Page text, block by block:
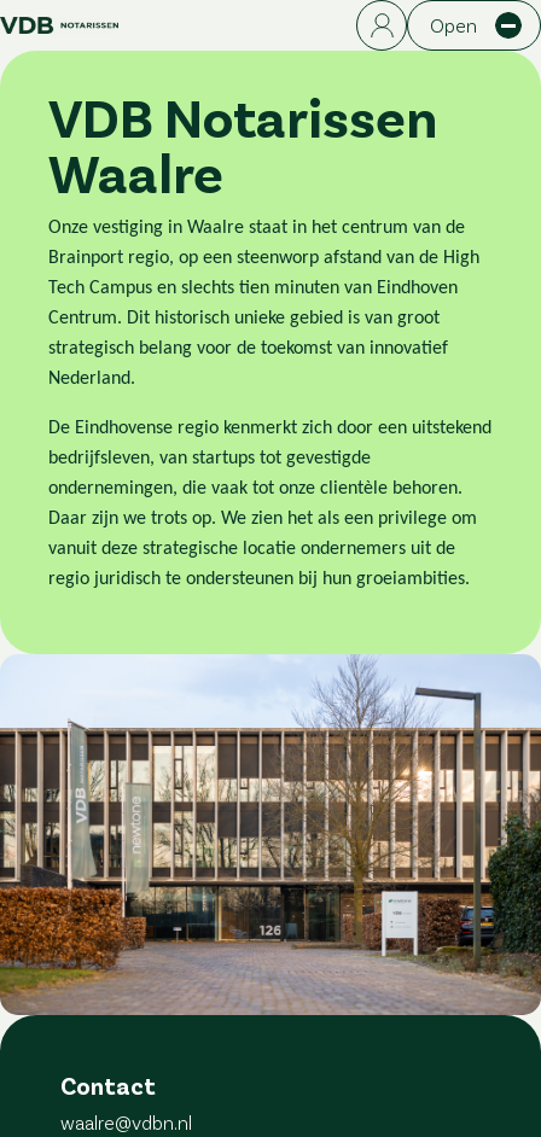
Open
VDB Notarissen
Waalre
Onze vestiging in Waalre staat in het centrum van de
Brainport regio, op een steenworp afstand van de High
Tech Campus en slechts tien minuten van Eindhoven
Centrum. Dit historisch unieke gebied is van groot
strategisch belang voor de toekomst van innovatief
Nederland.
De Eindhovense regio kenmerkt zich door een uitstekend
bedrijfsleven, van startups tot gevestigde
ondernemingen, die vaak tot onze clientèle behoren.
Daar zijn we trots op. We zien het als een privilege om
vanuit deze strategische locatie ondernemers uit de
regio juridisch te ondersteunen bij hun groeiambities.
Contact
waalre@vdbn.nl